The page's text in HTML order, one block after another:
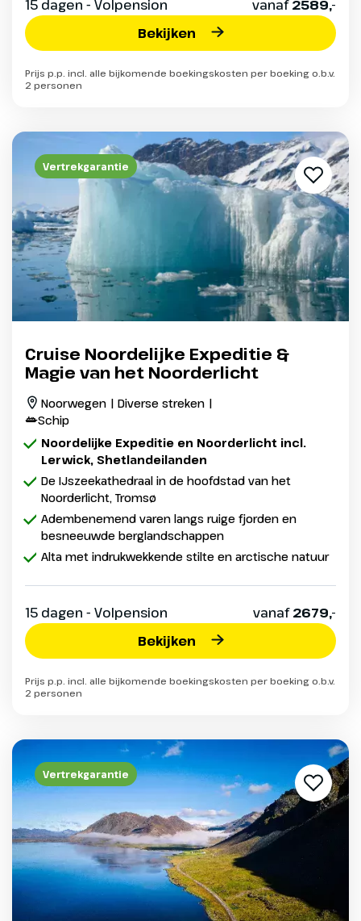
15 dagen - Volpension vanaf2589,-
Bekijken
Prijs p.p. incl. alle bijkomende boekingskosten per boeking o.b.v.
2 personen
Vertrekgarantie
Cruise Noordelijke Expeditie &
Magie van het Noorderlicht
Noorwegen | Diverse streken |
Schip
Noordelijke Expeditie en Noorderlicht incl.
Lerwick, Shetlandeilanden
De IJszeekathedraal in de hoofdstad van het
Noorderlicht, Tromsø
Adembenemend varen langs ruige fjorden en
besneeuwde berglandschappen
Alta met indrukwekkende stilte en arctische natuur
15 dagen - Volpension vanaf2679,-
Bekijken
Prijs p.p. incl. alle bijkomende boekingskosten per boeking o.b.v.
2 personen
Vertrekgarantie